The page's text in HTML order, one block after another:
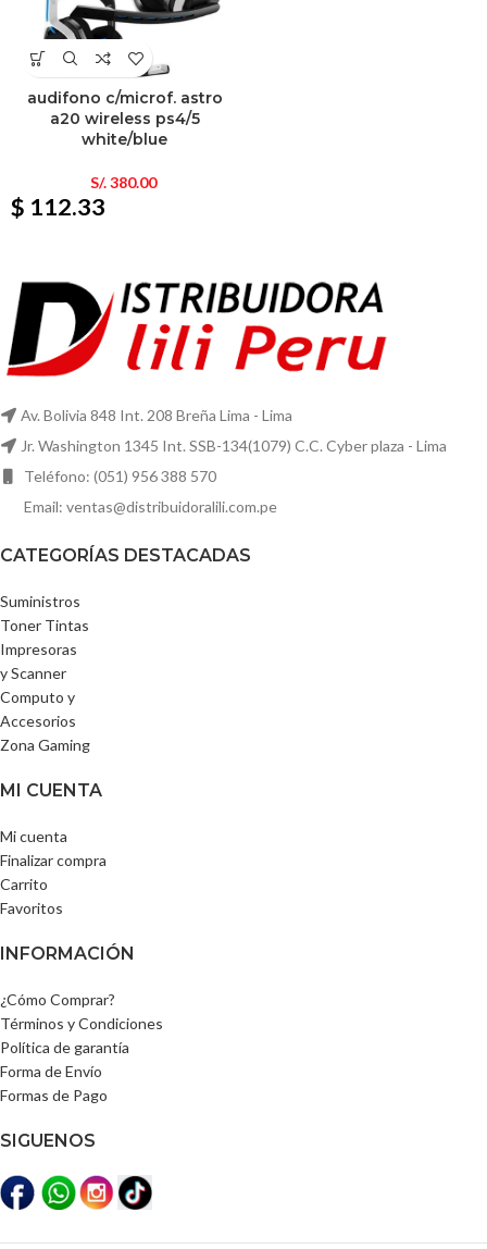
audifono c/microf. astro
a20 wireless ps4/5
white/blue
S/.380.00
$ 112.33
Av. Bolivia 848 Int. 208 Breña Lima - Lima
Jr. Washington 1345 Int. SSB-134(1079) C.C. Cyber plaza - Lima
Teléfono: (051) 956 388 570
Email: ventas@distribuidoralili.com.pe
CATEGORÍAS DESTACADAS
Suministros
Toner Tintas
Impresoras
y Scanner
Computo y
Accesorios
Zona Gaming
MI CUENTA
Mi cuenta
Finalizar compra
Carrito
Favoritos
INFORMACIÓN
¿Cómo Comprar?
Términos y Condiciones
Política de garantía
Forma de Envío
Formas de Pago
SIGUENOS